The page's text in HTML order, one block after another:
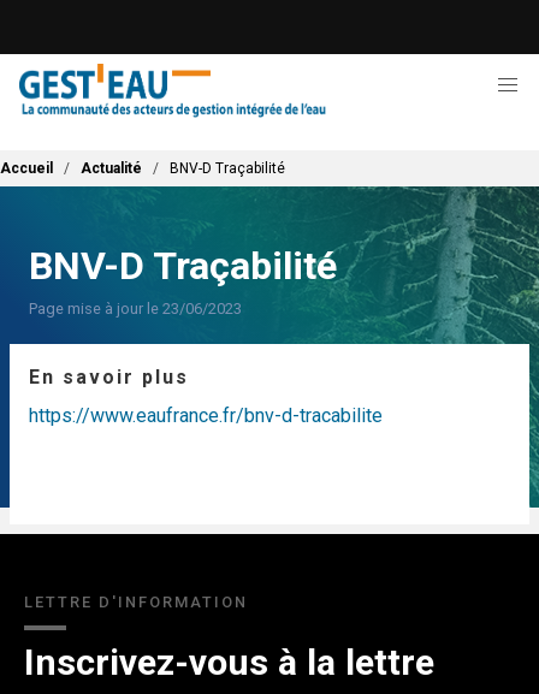
contenu
principal
Fil d'Ariane
Accueil Actualité BNV-D Traçabilité
BNV-D Traçabilité
Page mise à jour le 23/06/2023
En savoir plus
https://www.eaufrance.fr/bnv-d-tracabilite
LETTRE D'INFORMATION
Inscrivez-vous à la lettre